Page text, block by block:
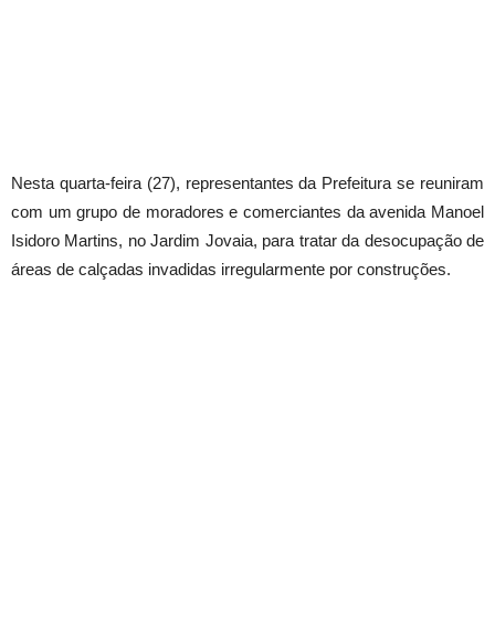
Nesta quarta-feira (27), representantes da Prefeitura se reuniram
com um grupo de moradores e comerciantes da avenida Manoel
Isidoro Martins, no Jardim Jovaia, para tratar da desocupação de
áreas de calçadas invadidas irregularmente por construções.